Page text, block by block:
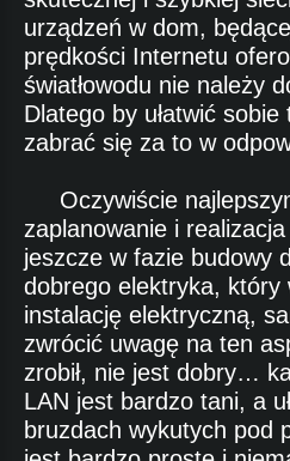
urządzeń w dom,
prędkości Internetu
światłowodu nie należy
Dlatego by ułatwić
zabrać się za to w
Oczywiście
zaplanowanie i
jeszcze w fazie budowy
dobrego elektryka, który
instalację elektryczną,
zwrócić uwagę na ten
zrobił, nie jest dobry…
LAN jest bardzo tani, a
bruzdach wykutych pod